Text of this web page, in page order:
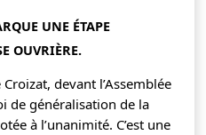
UNE ÉTAPE
OUVRIÈRE.
devant l’Assemblée
de généralisation de la
à l’unanimité. C’est une